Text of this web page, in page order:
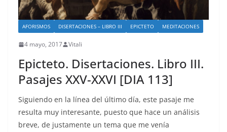
AFORISMOS DISERTACIONES – LIBRO III EPICTETO MEDITACIONES
4 mayo, 2017 Vitali
Epicteto. Disertaciones. Libro III.
Pasajes XXV-XXVI [DIA 113]
Siguiendo en la línea del último día, este pasaje me
resulta muy interesante, puesto que hace un análisis
breve, de justamente un tema que me venía